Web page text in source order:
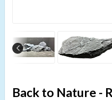
Back to Nature -